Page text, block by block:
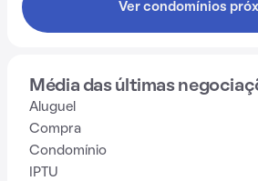
Ver condomínios
Média das últimas
Aluguel
Compra
Condomínio
IPTU